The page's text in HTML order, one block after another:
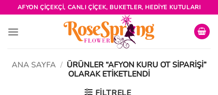
İçeriğe
atla
AFYON ÇIÇEKÇI, CANLI ÇIÇEK, BUKETLER, HEDIYE KUTULARI
ANA SAYFA / ÜRÜNLER “AFYON KURU OT SIPARIŞI”
OLARAK ETIKETLENDI